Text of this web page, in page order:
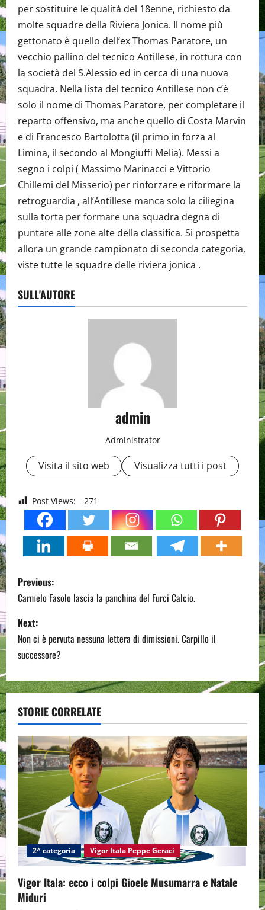
per sostituire le qualità del 18enne, richiesto da
molte squadre della Riviera Jonica. Il nome più
gettonato è quello dell’ex Thomas Paratore, un
vecchio pallino del tecnico Antillese, in rottura con
la società del S.Alessio ed in cerca di una nuova
squadra. Nella lista del tecnico Antillese non c’è
solo il nome di Thomas Paratore, per completare il
reparto offensivo, ma anche quello di Costa Marvin
e di Francesco Bartolotta (il primo in forza al
Limina, il secondo al Mongiuffi Melia). Messi a
segno i colpi ( Massimo Marinacci e Vittorio
Chillemi del Misserio) per rinforzare e riformare la
retroguardia , all’Antillese manca solo la ciliegina
sulla torta per formare una squadra degna di
puntare alle zone alte della classifica. Si prospetta
allora un grande campionato di seconda categoria,
viste tutte le squadre delle riviera jonica .
SULL'AUTORE
admin
Administrator
Visita il sito web Visualizza tutti i post
Post Views: 271
P
o
s
t
n
a
v
i
g
a
t
i
o
n
Previous:
Carmelo Fasolo lascia la panchina del Furci Calcio.
Next:
Non ci è pervuta nessuna lettera di dimissioni. Carpillo il
successore?
STORIE CORRELATE
2^ categoria Vigor Itala Peppe Geraci
Vigor Itala: ecco i colpi Gioele Musumarra e Natale
Miduri